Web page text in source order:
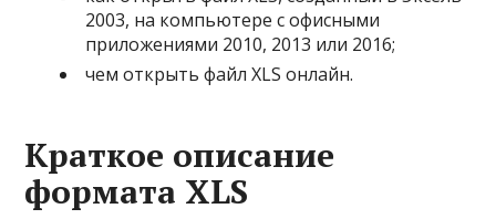
2003, на компьютере с офисными
приложениями 2010, 2013 или 2016;
чем открыть файл XLS онлайн.
Краткое описание
формата XLS